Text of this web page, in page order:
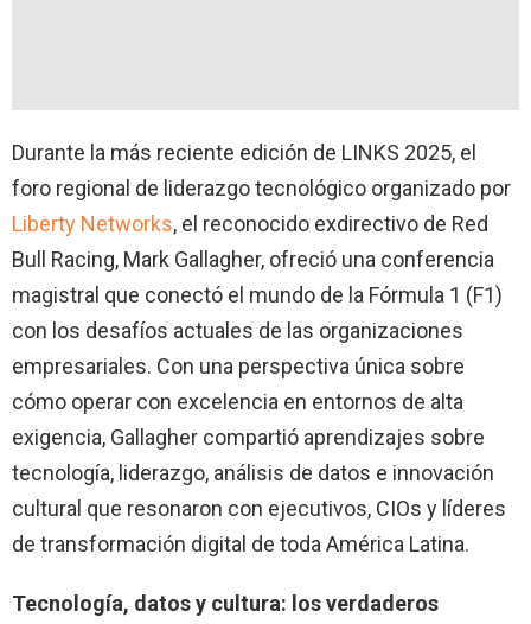
Durante la más reciente edición de LINKS 2025, el
foro regional de liderazgo tecnológico organizado por
Liberty Networks, el reconocido exdirectivo de Red
Bull Racing, Mark Gallagher, ofreció una conferencia
magistral que conectó el mundo de la Fórmula 1 (F1)
con los desafíos actuales de las organizaciones
empresariales. Con una perspectiva única sobre
cómo operar con excelencia en entornos de alta
exigencia, Gallagher compartió aprendizajes sobre
tecnología, liderazgo, análisis de datos e innovación
cultural que resonaron con ejecutivos, CIOs y líderes
de transformación digital de toda América Latina.
Tecnología, datos y cultura: los verdaderos